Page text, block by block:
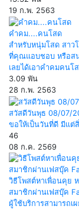
19 ก.พ. 2563
คำคม....คนโสด
สำหรับหนุ่มโสด สาว
ที่คุณแอบชอบ หรือสน
เลยได้เอาคำคมคน
3.09 พัน
28 ก.พ. 2563
สวัสดีวันพุธ 08/07/
ขอให้เป็นวันที่ดี มีแต่
46
08 ก.ค. 2569
วิธีโพสต์หาเพื่อนคุย
สมาชิกผ่านเฟสบุ๊ค
ผู้ใช้บริการสามารถ